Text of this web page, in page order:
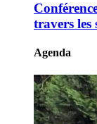
travers les
Agenda